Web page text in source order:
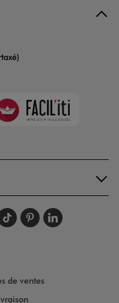
sursur
nous sur
nous
Suivez-nous
Suivez-
de ventes